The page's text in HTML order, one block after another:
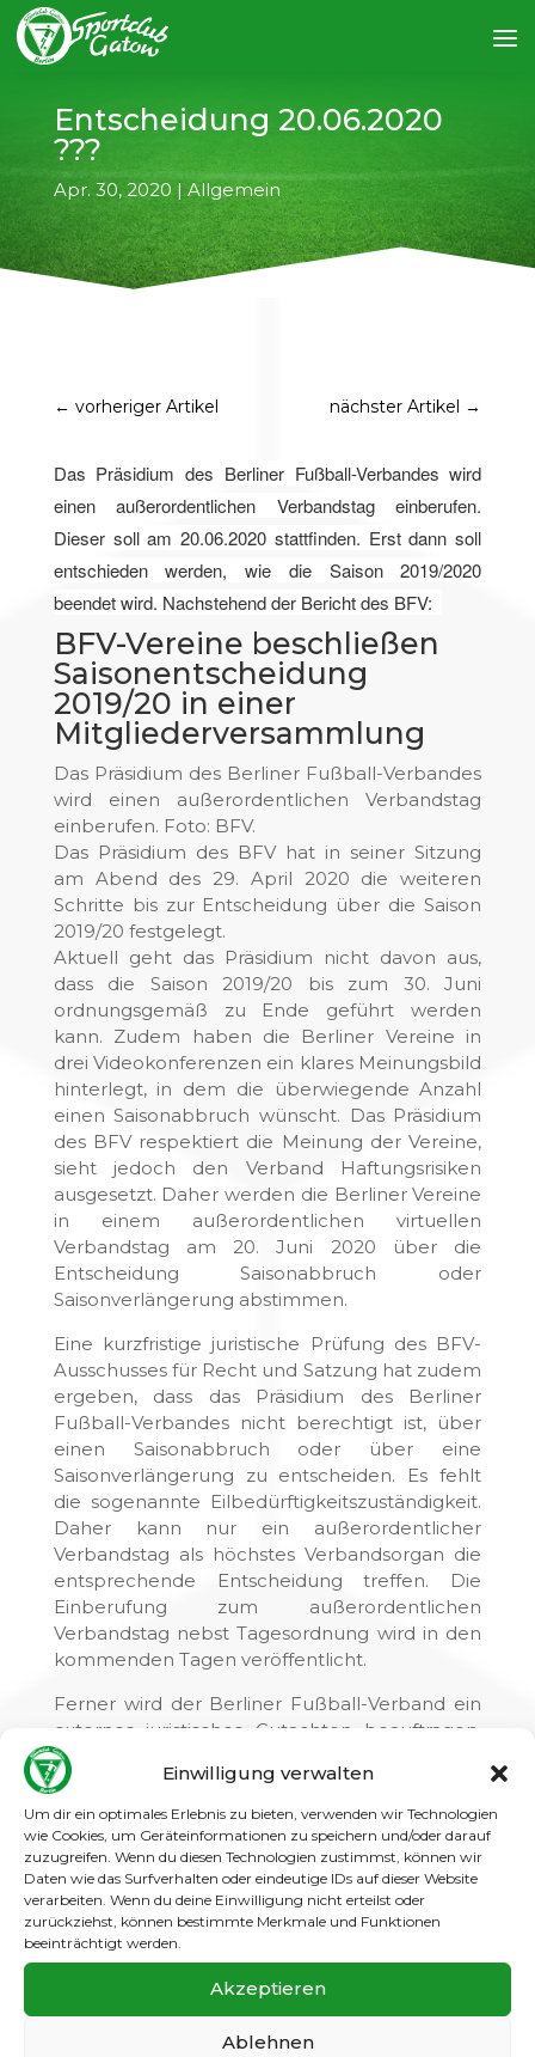
Einwilligung verwalten
Um dir ein optimales Erlebnis zu bieten, verwenden wir Technologien
wie Cookies, um Geräteinformationen zu speichern und/oder darauf
zuzugreifen. Wenn du diesen Technologien zustimmst, können wir
Daten wie das Surfverhalten oder eindeutige IDs auf dieser Website
verarbeiten. Wenn du deine Einwilligung nicht erteilst oder
zurückziehst, können bestimmte Merkmale und Funktionen
beeinträchtigt werden.
Akzeptieren
Ablehnen
Entscheidung 20.06.2020
???
Apr. 30, 2020 |Allgemein
← vorheriger Artikel nächster Artikel →
Das Präsidium des Berliner Fußball-Verbandes wird
einen außerordentlichen Verbandstag einberufen.
Dieser soll am 20.06.2020 stattfinden. Erst dann soll
entschieden werden, wie die Saison 2019/2020
beendet wird. Nachstehend der Bericht des BFV:
BFV-Vereine beschließen
Saisonentscheidung
2019/20 in einer
Mitgliederversammlung
Das Präsidium des Berliner Fußball-Verbandes
wird einen außerordentlichen Verbandstag
einberufen. Foto: BFV.
Das Präsidium des BFV hat in seiner Sitzung
am Abend des 29. April 2020 die weiteren
Schritte bis zur Entscheidung über die Saison
2019/20 festgelegt.
Aktuell geht das Präsidium nicht davon aus,
dass die Saison 2019/20 bis zum 30. Juni
ordnungsgemäß zu Ende geführt werden
kann. Zudem haben die Berliner Vereine in
drei Videokonferenzen ein klares Meinungsbild
hinterlegt, in dem die überwiegende Anzahl
einen Saisonabbruch wünscht. Das Präsidium
des BFV respektiert die Meinung der Vereine,
sieht jedoch den Verband Haftungsrisiken
ausgesetzt. Daher werden die Berliner Vereine
in einem außerordentlichen virtuellen
Verbandstag am 20. Juni 2020 über die
Entscheidung Saisonabbruch oder
Saisonverlängerung abstimmen.
Eine kurzfristige juristische Prüfung des BFV-
Ausschusses für Recht und Satzung hat zudem
ergeben, dass das Präsidium des Berliner
Fußball-Verbandes nicht berechtigt ist, über
einen Saisonabbruch oder über eine
Saisonverlängerung zu entscheiden. Es fehlt
die sogenannte Eilbedürftigkeitszuständigkeit.
Daher kann nur ein außerordentlicher
Verbandstag als höchstes Verbandsorgan die
entsprechende Entscheidung treffen. Die
Einberufung zum außerordentlichen
Verbandstag nebst Tagesordnung wird in den
kommenden Tagen veröffentlicht.
Ferner wird der Berliner Fußball-Verband ein
externes juristisches Gutachten beauftragen,
das sich mit möglichen Ordnungsänderungen
für einen Saisonabbruch oder der
Saisonverlängerung beschäftigt. Das juristische
Gutachten soll zudem die Haftungsrisiken
aufzeigen, damit alle Berliner Vereine eine
Grundlage für die Entscheidungsfindung
haben. Das Gutachten wird allen Berliner
Vereinen zur Verfügung gestellt.
Bernd Schultz, Präsident des Berliner Fußball-
Verbandes, sagt: „Das Präsidium des Berliner
Fußball-Verbandes nimmt zur Kenntnis, dass